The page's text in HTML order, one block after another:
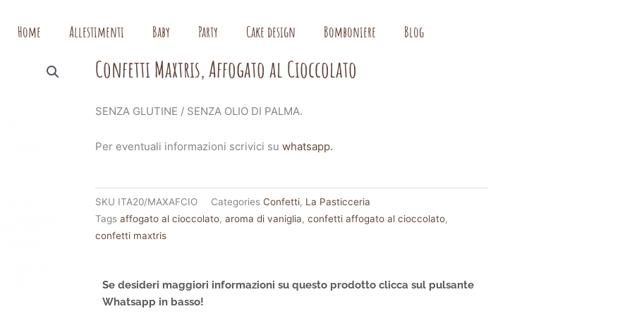
Home Allestimenti Baby Party Cake design Bomboniere Blog
Confetti Maxtris, Affogato al Cioccolato
SENZA GLUTINE / SENZA OLIO DI PALMA.
Per eventuali informazioni scrivici suwhatsapp.
SKU ITA20/MAXAFCIO Categories Confetti, La Pasticceria
Tags affogato al cioccolato,aroma di vaniglia,confetti affogato al cioccolato,
confetti maxtris
Se desideri maggiori informazioni su questo prodotto clicca sul pulsante
Whatsapp in basso!